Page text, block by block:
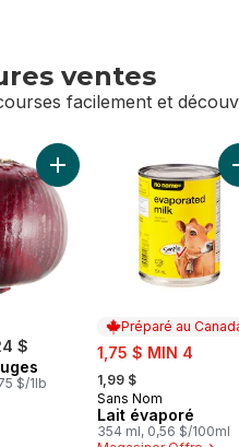
ventes
facilement et
ventes
$
$/1lb
Ajouter Oignons rouges
Préparé au
sale:
1,75 $ MIN 4
, formerly:
1,99 $
Préparé au
Sans Nom
Lait évaporé
354 ml, 0,56 $/100ml